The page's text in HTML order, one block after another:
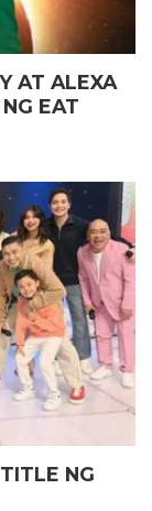
AT ALEXA
EAT
NG